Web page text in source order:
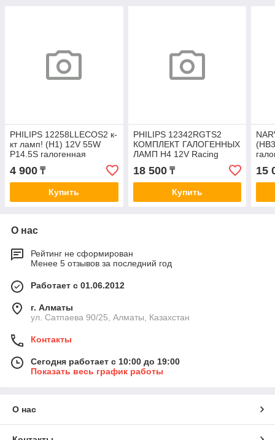
PHILIPS 12258LLECOS2 к-
кт ламп! (H1) 12V 55W
P14.5S галогенная
LongLife EcoVision (2шт. в
блистере)
4 900 ₸
Купить
PHILIPS 12342RGTS2
КОМПЛЕКТ ГАЛОГЕННЫХ
ЛАМП H4 12V Racing
Vision GT200 (+200%)
18 500₸
Купить
15
О нас
Рейтинг не сформирован
Менее 5 отзывов за последний год
Работает с 01.06.2012
г. Алматы
ул. Сатпаева 90/25, Алматы, Казахстан
Контакты
Сегодня работает с 10:00 до 19:00
Показать весь график работы
О нас